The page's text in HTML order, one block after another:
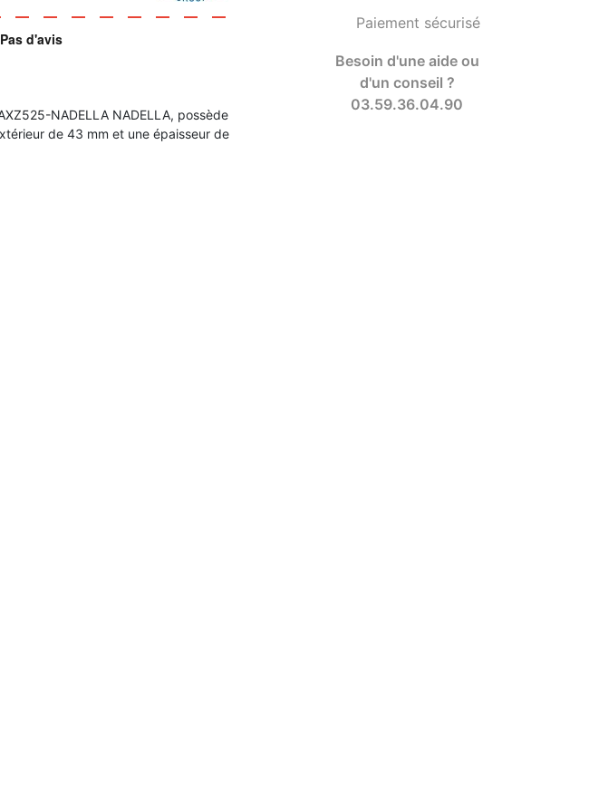
NADELLA NADELLA, possède
de 43 mm et une épaisseur de
Paiement sécurisé
Besoin d'une aide ou
d'un conseil ?
03.59.36.04.90